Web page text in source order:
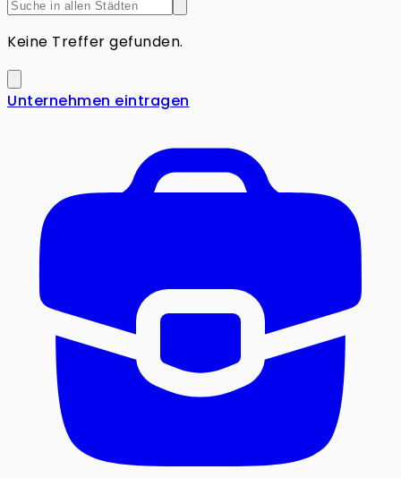
Keine Treffer gefunden.
Unternehmen eintragen